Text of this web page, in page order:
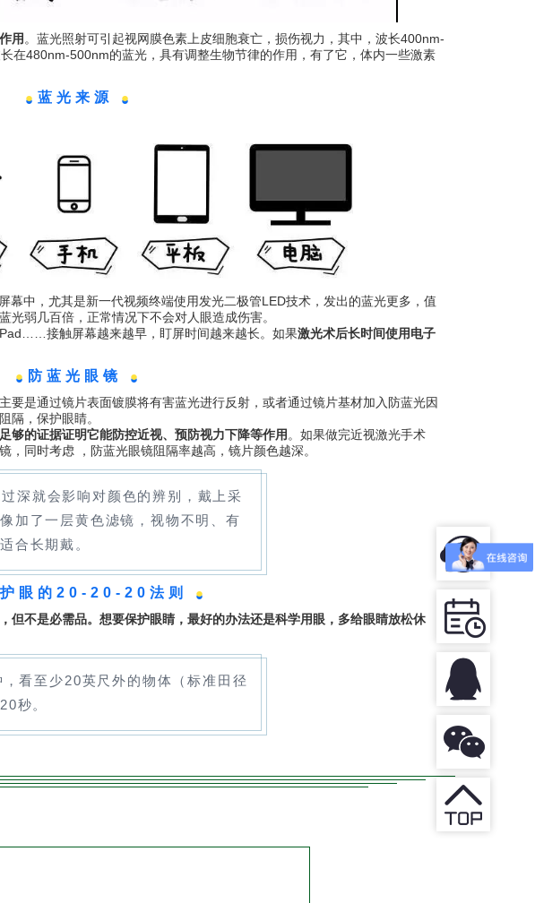
用 。蓝光照射可引起视网膜色素上皮细胞衰亡，损伤视力，其中，波长400nm-
在480nm-500nm的蓝光，具有调整生物节律的作用，有了它，体内一些激素
● 蓝光来源 ●
幕中，尤其是新一代视频终端使用发光二极管LED技术，发出的蓝光更多，值
弱几百倍，正常情况下不会对人眼造成伤害。
接触屏幕越来越早，盯屏时间越来越长。如果激光术后长时间使用电子
● 防蓝光眼镜 ●
要是通过镜片表面镀膜将有害蓝光进行反射，或者通过镜片基材加入防蓝光因
隔，保护眼睛。
够的证据证明它能防控近视、预防视力下降等作用 。如果做完近视激光手术
同时考虑 ，防蓝光眼镜阻隔率越高，镜片颜色越深。
深就会影响对颜色的辨别，戴上采
加了一层黄色滤镜，视物不明、有
合长期戴。
眼的20-20-20法则 ●
但不是必需品。想要保护眼睛，最好的办法还是科学用眼，多给眼睛放松休
，看至少20英尺外的物体（标准田径
秒。